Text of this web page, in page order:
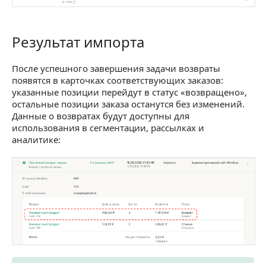
Результат импорта
Результат импорта
После успешного завершения задачи возвраты
появятся в карточках соответствующих заказов:
указанные позиции перейдут в статус «возвращено»,
остальные позиции заказа останутся без изменений.
Данные о возвратах будут доступны для
использования в сегментации, рассылках и
аналитике: